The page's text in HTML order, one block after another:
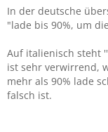
In der deutsche
"lade bis 90%, um
Auf italienisch steht
ist sehr verwirrend,
mehr als 90% lade
falsch ist.